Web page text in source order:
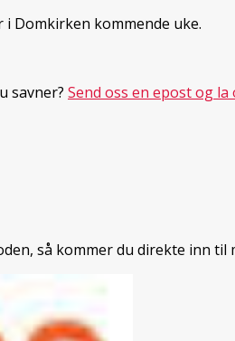
Domkirken kommende uke.
savner? Send oss en epost og la
så kommer du direkte inn til